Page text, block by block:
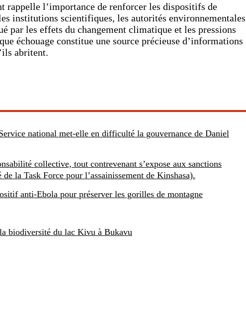
rappelle l’importance de renforcer les dispositifs de
institutions scientifiques, les autorités environnementales
par les effets du changement climatique et les pressions
échouage constitue une source précieuse d’informations
abritent.
national met-elle en difficulté la gouvernance de Daniel
collective, tout contrevenant s’expose aux sanctions
la Task Force pour l’assainissement de Kinshasa).
anti-Ebola pour préserver les gorilles de montagne
biodiversité du lac Kivu à Bukavu